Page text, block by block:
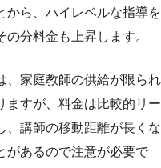
から、ハイレベルな指導を
分料金も上昇します。
、家庭教師の供給が限られ
ますが、料金は比較的リー
、講師の移動距離が長くな
があるので注意が必要で